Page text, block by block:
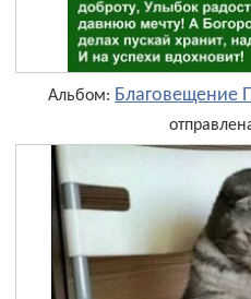
Альбом: Благовещение